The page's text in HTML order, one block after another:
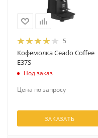
5
Кофемолка Ceado Coffee
E37S
Под заказ
Цена по запросу
ЗАКАЗАТЬ